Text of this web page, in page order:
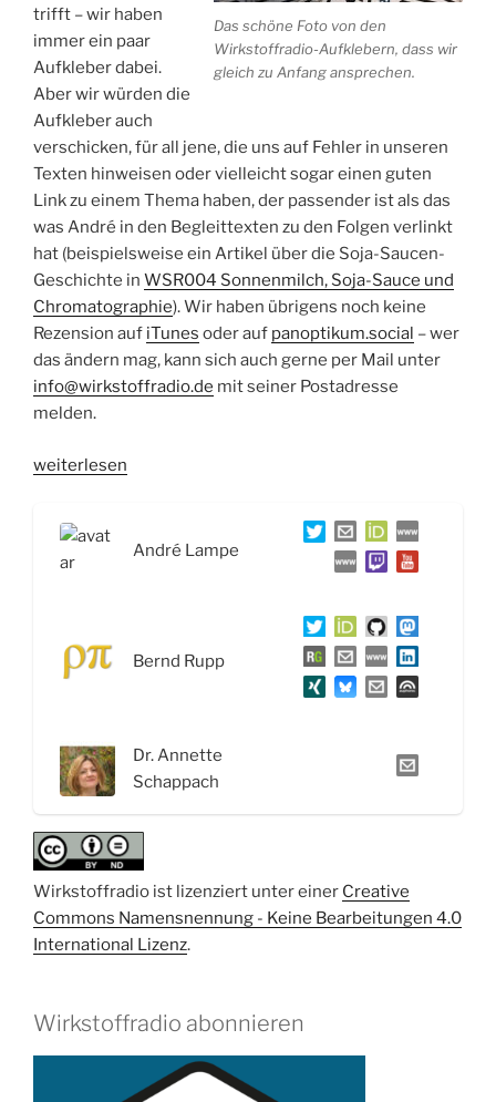
Das schöne Foto von den
Wirkstoffradio-Aufklebern, dass wir
gleich zu Anfang ansprechen.
trifft – wir haben
immer ein paar
Aufkleber dabei.
Aber wir würden die
Aufkleber auch
verschicken, für all jene, die uns auf Fehler in unseren
Texten hinweisen oder vielleicht sogar einen guten
Link zu einem Thema haben, der passender ist als das
was André in den Begleittexten zu den Folgen verlinkt
hat (beispielsweise ein Artikel über die Soja-Saucen-
Geschichte in WSR004 Sonnenmilch, Soja-Sauce und
Chromatographie). Wir haben übrigens noch keine
Rezension auf iTunes oder auf panoptikum.social – wer
das ändern mag, kann sich auch gerne per Mail unter
info@wirkstoffradio.de mit seiner Postadresse
melden.
„WSR006
und
HIV-
weiterlesen
André Lampe
Bernd Rupp
Dr. Annette
Schappach
Wirkstoffradio ist lizenziert unter einer Creative
Commons Namensnennung - Keine Bearbeitungen 4.0
International Lizenz.
Wirkstoffradio abonnieren